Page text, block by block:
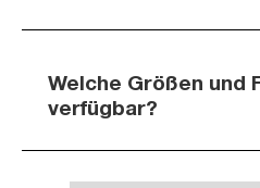
Welche Größen und
verfügbar?